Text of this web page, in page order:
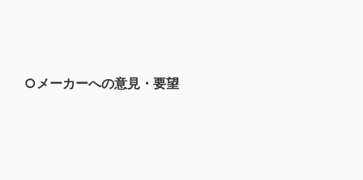
○メーカーへの意見・要望